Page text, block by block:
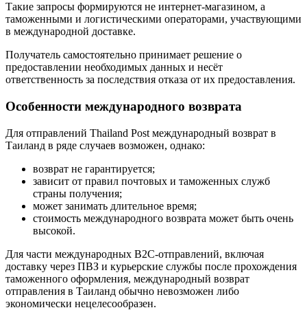
Такие запросы формируются не интернет-магазином, а
таможенными и логистическими операторами, участвующими
в международной доставке.
Получатель самостоятельно принимает решение о
предоставлении необходимых данных и несёт
ответственность за последствия отказа от их предоставления.
Особенности международного возврата
Для отправлений Thailand Post международный возврат в
Таиланд в ряде случаев возможен, однако:
возврат не гарантируется;
зависит от правил почтовых и таможенных служб
страны получения;
может занимать длительное время;
стоимость международного возврата может быть очень
высокой.
Для части международных B2C-отправлений, включая
доставку через ПВЗ и курьерские службы после прохождения
таможенного оформления, международный возврат
отправления в Таиланд обычно невозможен либо
экономически нецелесообразен.